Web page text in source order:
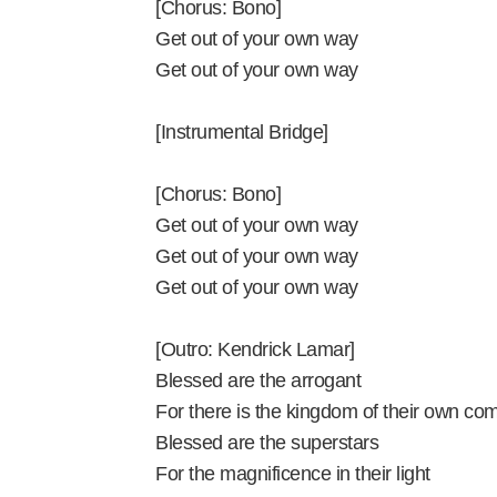
[Chorus: Bono]
Get out of your own way
Get out of your own way
[Instrumental Bridge]
[Chorus: Bono]
Get out of your own way
Get out of your own way
Get out of your own way
[Outro: Kendrick Lamar]
Blessed are the arrogant
For there is the kingdom of their own
Blessed are the superstars
For the magnificence in their light